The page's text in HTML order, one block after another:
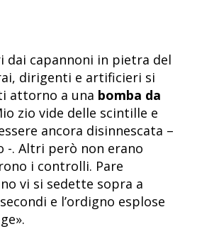
dai capannoni in pietra del
dirigenti e artificieri si
attorno a una bomba da
zio vide delle scintille e
ancora disinnescata –
-. Altri però non erano
i controlli. Pare
vi si sedette sopra a
e l’ordigno esplose
».